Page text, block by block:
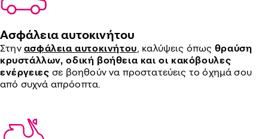
Ασφάλεια αυτοκινήτου
Στην ασφάλεια αυτοκινήτου, καλύψεις όπως θραύση
κρυστάλλων, οδική βοήθεια και οι κακόβουλες
ενέργειεςσε βοηθούν να προστατεύεις το όχημά σου
από συχνά απρόοπτα.